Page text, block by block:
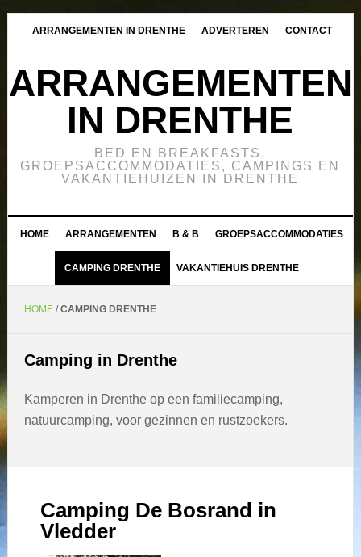
ARRANGEMENTEN IN DRENTHE ADVERTEREN CONTACT
ARRANGEMENTEN
IN DRENTHE
BED EN BREAKFASTS,
GROEPSACCOMMODATIES, CAMPINGS EN
VAKANTIEHUIZEN IN DRENTHE
HOME ARRANGEMENTEN B & B GROEPSACCOMMODATIES
CAMPING DRENTHE VAKANTIEHUIS DRENTHE
HOME/CAMPING DRENTHE
Camping in Drenthe
Kamperen in Drenthe op een familiecamping,
natuurcamping, voor gezinnen en rustzoekers.
Camping De Bosrand in
Vledder